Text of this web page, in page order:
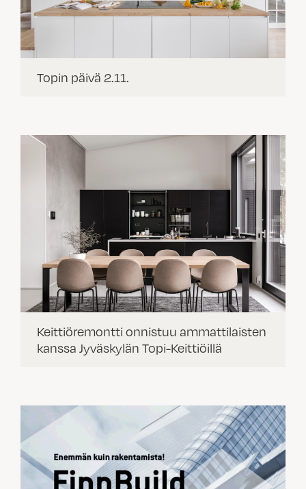
Topin päivä 2.11.
Keittiöremontti onnistuu ammattilaisten
kanssa Jyväskylän Topi-Keittiöillä